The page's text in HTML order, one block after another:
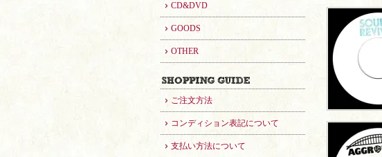
CD&DVD
GOODS
OTHER
ご注文方法
コンディション表記について
支払い方法について